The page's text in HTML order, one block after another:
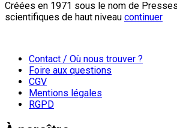
Créées en 1971 sous le nom de
scientifiques de haut niveau continuer
Contact / Où nous trouver ?
Foire aux questions
CGV
Mentions légales
RGPD